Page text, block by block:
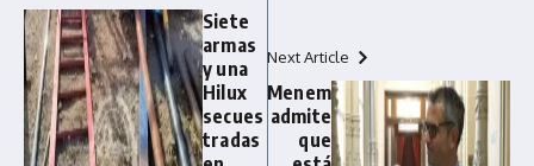
Siete
armas
y una
Hilux
secues
tradas
Next Article
Menem
admite
que